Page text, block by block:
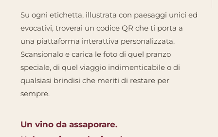
Su ogni etichetta, illustrata con paesaggi unici ed
evocativi, troverai un codice QR che ti porta a
una piattaforma interattiva personalizzata.
Scansionalo e carica le foto di quel pranzo
speciale, di quel viaggio indimenticabile o di
qualsiasi brindisi che meriti di restare per
sempre.
Un vino da assaporare.